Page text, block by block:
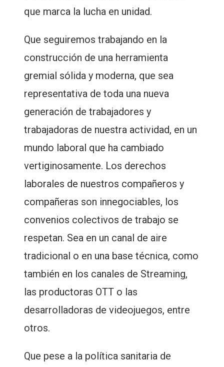
que marca la lucha en unidad.
Que seguiremos trabajando en la
construcción de una herramienta
gremial sólida y moderna, que sea
representativa de toda una nueva
generación de trabajadores y
trabajadoras de nuestra actividad, en un
mundo laboral que ha cambiado
vertiginosamente. Los derechos
laborales de nuestros compañeros y
compañeras son innegociables, los
convenios colectivos de trabajo se
respetan. Sea en un canal de aire
tradicional o en una base técnica, como
también en los canales de Streaming,
las productoras OTT o las
desarrolladoras de videojuegos, entre
otros.
Que pese a la política sanitaria de